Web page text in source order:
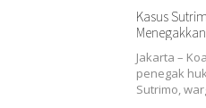
Kasus
Jakarta –
penegak
Sutrimo,